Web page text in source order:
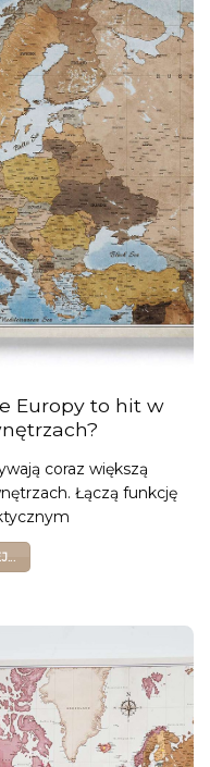
Europy to hit w
coraz większą
Łączą funkcję